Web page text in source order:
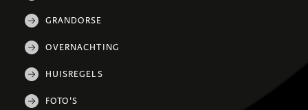
GRANDORSE
OVERNACHTING
HUISREGELS
FOTO'S